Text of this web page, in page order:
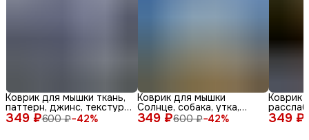
349 ₽600 ₽−42%
Коврик для мышки ткань,
паттерн, джинс, текстура,
синий, бел 349 ₽600 ₽−42%
Коврик для мышки
Солнце, собака, утка,
очки, море, доска, ле 349 ₽
Коврик